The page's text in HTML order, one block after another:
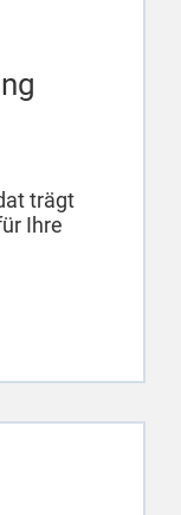
trägt
Ihre